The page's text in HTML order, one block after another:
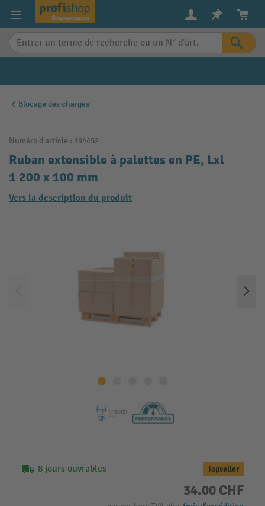
content
Blocage des charges
Numéro d'article : 194452
Ruban extensible à palettes en PE, Lxl
1 200 x 100 mm
Vers la description du produit
8 jours ouvrables Topseller
34.00 CHF